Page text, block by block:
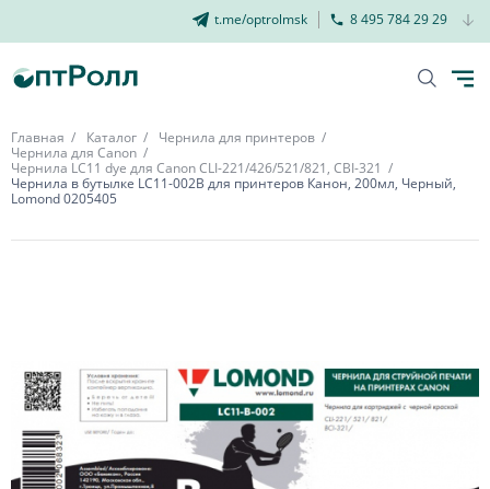
t.me/optrolmsk 8 495 784 29 29
Главная Каталог
Чернила для принтеров
Чернила для Canon
Чернила LC11 dye для Canon CLI-221/426/521/821, CBI-321
Чернила в бутылке LC11-002B для принтеров Канон, 200мл, Черный,
Lomond 0205405